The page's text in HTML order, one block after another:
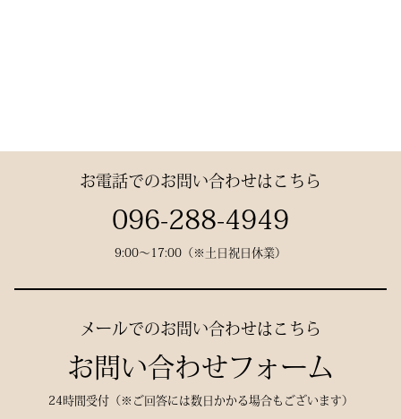
数々の名勝負の舞台にも選
ばれた、 純日本製の誇り
生地には、埼玉・武州の老
深みある色合いと、驚くほ
どの軽やかさを兼ね備え、
手にした瞬間、ふわりと温
もりを感じる風格ある仕上
す。
試合会場で竹刀袋を手に取
った瞬間、
「何だ、あれは？」と視線
感を放つ――それがベルベ
ットの力です。
派手ではない。だが、圧倒
的にかっこいい。
お電話でのお問い合わせはこちら
096-288-4949
9:00〜17:00（※土日祝日休業）
メールでのお問い合わせはこちら
お問い合わせフォーム
24時間受付（※ご回答には数日かかる場合もございます）